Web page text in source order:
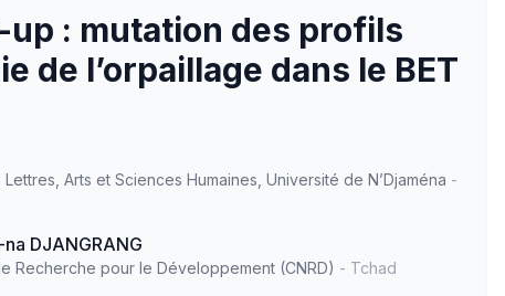
up : mutation des profils
de l’orpaillage dans le BET
Arts et Sciences Humaines, Université de N’Djaména -
DJANGRANG
Recherche pour le Développement (CNRD) - Tchad